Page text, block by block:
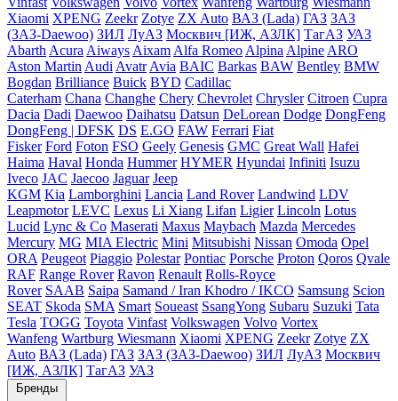
Xiaomi XPENG Zeekr Zotye ZX Auto ВАЗ (Lada) ГАЗ ЗАЗ
(ЗАЗ-Daewoo) ЗИЛ ЛуАЗ Москвич [ИЖ, АЗЛК] ТагАЗ УАЗ
Abarth Acura Aiways Aixam Alfa Romeo Alpina Alpine ARO
Aston Martin Audi Avatr Avia BAIC Barkas BAW Bentley BMW
Bogdan Brilliance Buick BYD Cadillac
Caterham Chana Changhe Chery Chevrolet Chrysler Citroen Cupra
Dacia Dadi Daewoo Daihatsu Datsun DeLorean Dodge DongFeng
DongFeng | DFSK DS E.GO FAW Ferrari Fiat
Fisker Ford Foton FSO Geely Genesis GMC Great Wall Hafei
Haima Haval Honda Hummer HYMER Hyundai Infiniti Isuzu
Iveco JAC Jaecoo Jaguar Jeep
KGM Kia Lamborghini Lancia Land Rover Landwind LDV
Leapmotor LEVC Lexus Li Xiang Lifan Ligier Lincoln Lotus
Lucid Lync & Co Maserati Maxus Maybach Mazda Mercedes
Mercury MG MIA Electric Mini Mitsubishi Nissan Omoda Opel
ORA Peugeot Piaggio Polestar Pontiac Porsche Proton Qoros Qvale
RAF Range Rover Ravon Renault Rolls-Royce
Rover SAAB Saipa Samand / Iran Khodro / IKCO Samsung Scion
SEAT Skoda SMA Smart Soueast SsangYong Subaru Suzuki Tata
Tesla TOGG Toyota Vinfast Volkswagen Volvo Vortex
Wanfeng Wartburg Wiesmann Xiaomi XPENG Zeekr Zotye ZX
Auto ВАЗ (Lada) ГАЗ ЗАЗ (ЗАЗ-Daewoo) ЗИЛ ЛуАЗ Москвич
[ИЖ, АЗЛК] ТагАЗ УАЗ
Бренды